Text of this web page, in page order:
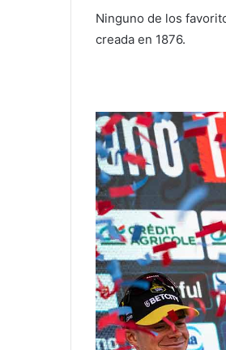
Ninguno de los
creada en 1876.